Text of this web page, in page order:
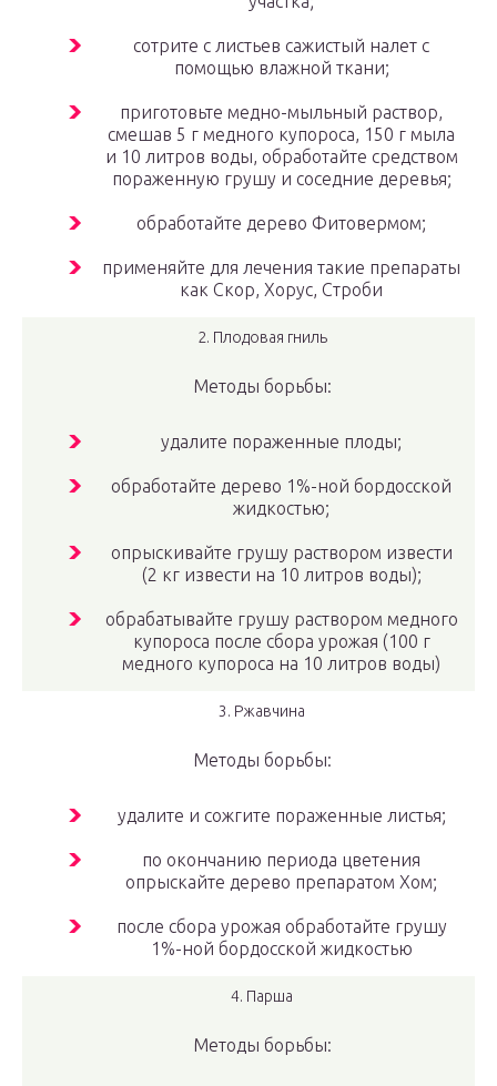
сотрите с листьев сажистый налет с
помощью влажной ткани;
приготовьте медно-мыльный раствор,
смешав 5 г медного купороса, 150 г мыла
и 10 литров воды, обработайте средством
пораженную грушу и соседние деревья;
обработайте дерево Фитовермом;
применяйте для лечения такие препараты
как Скор, Хорус, Строби
2. Плодовая гниль
Методы борьбы:
удалите пораженные плоды;
обработайте дерево 1%-ной бордосской
жидкостью;
опрыскивайте грушу раствором извести
(2 кг извести на 10 литров воды);
обрабатывайте грушу раствором медного
купороса после сбора урожая (100 г
медного купороса на 10 литров воды)
3. Ржавчина
Методы борьбы:
удалите и сожгите пораженные листья;
по окончанию периода цветения
опрыскайте дерево препаратом Хом;
после сбора урожая обработайте грушу
1%-ной бордосской жидкостью
4. Парша
Методы борьбы: